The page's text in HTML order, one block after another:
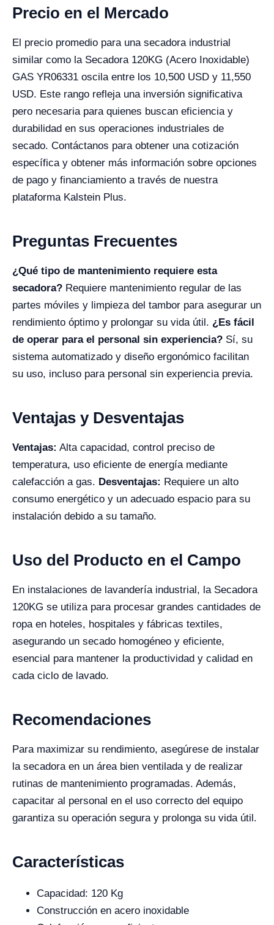
Precio en el Mercado
El precio promedio para una secadora industrial
similar como la Secadora 120KG (Acero Inoxidable)
GAS YR06331 oscila entre los 10,500 USD y 11,550
USD. Este rango refleja una inversión significativa
pero necesaria para quienes buscan eficiencia y
durabilidad en sus operaciones industriales de
secado. Contáctanos para obtener una cotización
específica y obtener más información sobre opciones
de pago y financiamiento a través de nuestra
plataforma Kalstein Plus.
Preguntas Frecuentes
¿Qué tipo de mantenimiento requiere esta
secadora? Requiere mantenimiento regular de las
partes móviles y limpieza del tambor para asegurar un
rendimiento óptimo y prolongar su vida útil. ¿Es fácil
de operar para el personal sin experiencia? Sí, su
sistema automatizado y diseño ergonómico facilitan
su uso, incluso para personal sin experiencia previa.
Ventajas y Desventajas
Ventajas: Alta capacidad, control preciso de
temperatura, uso eficiente de energía mediante
calefacción a gas. Desventajas: Requiere un alto
consumo energético y un adecuado espacio para su
instalación debido a su tamaño.
Uso del Producto en el Campo
En instalaciones de lavandería industrial, la Secadora
120KG se utiliza para procesar grandes cantidades de
ropa en hoteles, hospitales y fábricas textiles,
asegurando un secado homogéneo y eficiente,
esencial para mantener la productividad y calidad en
cada ciclo de lavado.
Recomendaciones
Para maximizar su rendimiento, asegúrese de instalar
la secadora en un área bien ventilada y de realizar
rutinas de mantenimiento programadas. Además,
capacitar al personal en el uso correcto del equipo
garantiza su operación segura y prolonga su vida útil.
Características
Capacidad: 120 Kg
Construcción en acero inoxidable